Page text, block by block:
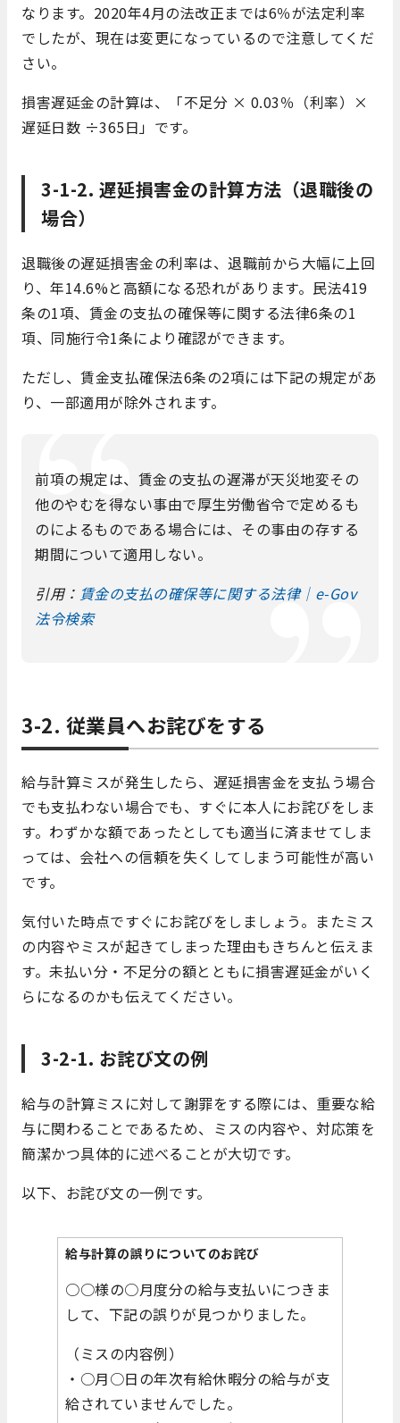
なります。2020年4月の法改正までは6％が法定利率
でしたが、現在は変更になっているので注意してくだ
さい。
損害遅延金の計算は、「不足分 × 0.03％（利率）×
遅延日数 ÷365日」です。
3-1-2. 遅延損害金の計算方法（退職後の
場合）
退職後の遅延損害金の利率は、退職前から大幅に上回
り、年14.6%と高額になる恐れがあります。民法419
条の1項、賃金の支払の確保等に関する法律6条の1
項、同施行令1条により確認ができます。
ただし、賃金支払確保法6条の2項には下記の規定があ
り、一部適用が除外されます。
前項の規定は、賃金の支払の遅滞が天災地変その
他のやむを得ない事由で厚生労働省令で定めるも
のによるものである場合には、その事由の存する
期間について適用しない。
引用： 賃金の支払の確保等に関する法律｜e-Gov
法令検索
3-2. 従業員へお詫びをする
給与計算ミスが発生したら、遅延損害金を支払う場合
でも支払わない場合でも、すぐに本人にお詫びをしま
す。わずかな額であったとしても適当に済ませてしま
っては、会社への信頼を失くしてしまう可能性が高い
です。
気付いた時点ですぐにお詫びをしましょう。またミス
の内容やミスが起きてしまった理由もきちんと伝えま
す。未払い分・不足分の額とともに損害遅延金がいく
らになるのかも伝えてください。
3-2-1. お詫び文の例
給与の計算ミスに対して謝罪をする際には、重要な給
与に関わることであるため、ミスの内容や、対応策を
簡潔かつ具体的に述べることが大切です。
以下、お詫び文の一例です。
給与計算の誤りについてのお詫び
○○様の○月度分の給与支払いにつきま
して、下記の誤りが見つかりました。
（ミスの内容例）
・○月○日の年次有給休暇分の給与が支
給されていませんでした。